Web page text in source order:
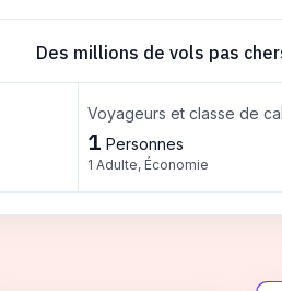
Des millions de vols pas
Voyageurs et classe de
1 Personnes
1 Adulte, Économie